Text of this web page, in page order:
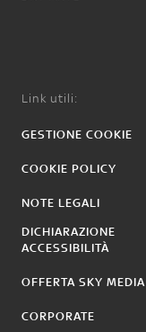
Link utili:
GESTIONE COOKIE
COOKIE POLICY
NOTE LEGALI
DICHIARAZIONE
ACCESSIBILITÀ
OFFERTA SKY MEDIA
CORPORATE